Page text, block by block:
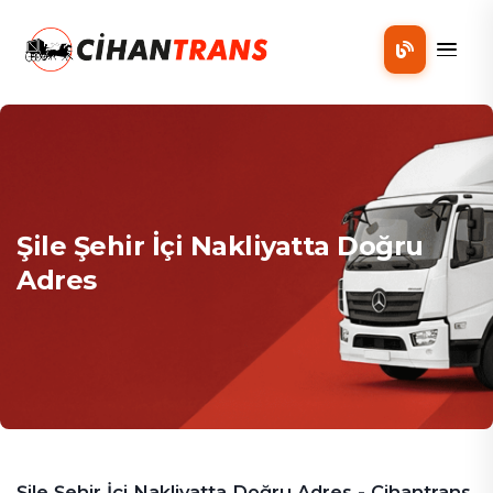
Mobil
Şile Şehir İçi Nakliyatta Doğru
Adres